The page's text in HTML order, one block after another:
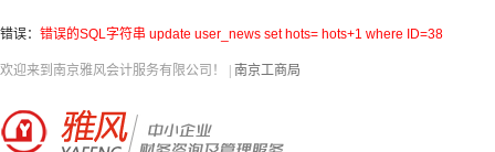
错误： 错误的SQL字符串 update user_news set hots= hots+1 where ID=38
欢迎来到南京雅风会计服务有限公司！ 南京工商局